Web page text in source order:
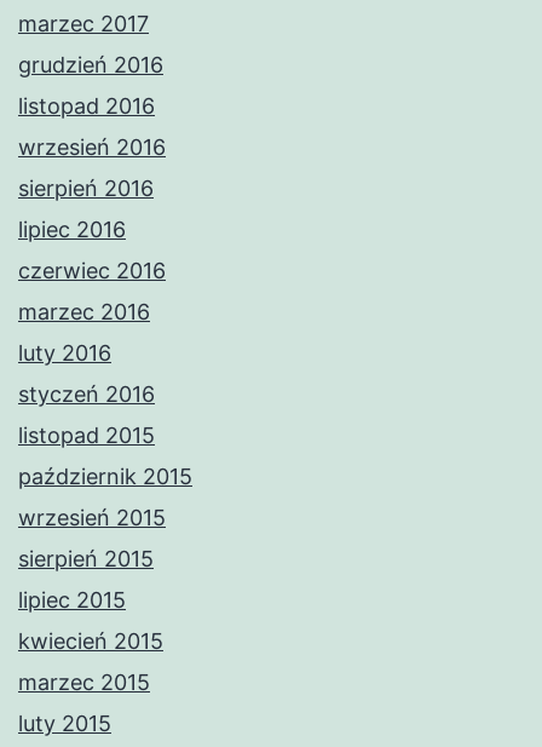
marzec 2017
grudzień 2016
listopad 2016
wrzesień 2016
sierpień 2016
lipiec 2016
czerwiec 2016
marzec 2016
luty 2016
styczeń 2016
listopad 2015
październik 2015
wrzesień 2015
sierpień 2015
lipiec 2015
kwiecień 2015
marzec 2015
luty 2015